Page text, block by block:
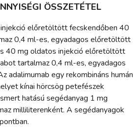
ÖSSZETÉTEL
előretöltött fecskendőben 40
0,4 ml-es, egyadagos előretöltött
40 mg oldatos injekció előretöltött
tartalmaz 0,4 ml-es, egyadagos
adalimumab egy rekombináns humán
kínai hörcsög petefészek
hatású segédanyag 1 mg
milliliterenként. A segédanyagok